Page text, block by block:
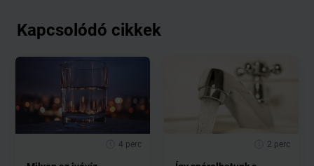
Kapcsolódó cikkek
4 perc 2 perc